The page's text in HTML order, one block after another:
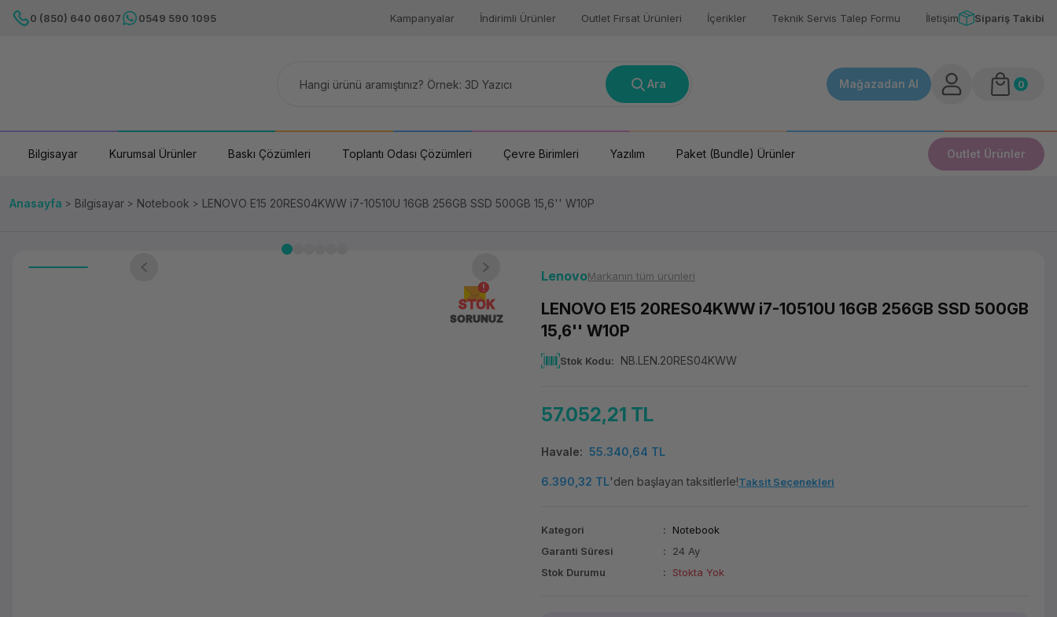
0 (850) 640 0607 0549 590 1095 Kampanyalar İndirimli Ürünler Outlet Fırsat Ürünleri İçerikler Teknik Servis Talep Formu İletişim Sipariş Takibi
Ara Mağazadan Al 0
Bilgisayar Kurumsal Ürünler Baskı Çözümleri Toplantı Odası Çözümleri Çevre Birimleri Yazılım Paket (Bundle) Ürünler Outlet Ürünler
Anasayfa Bilgisayar Notebook LENOVO E15 20RES04KWW i7-10510U 16GB 256GB SSD 500GB 15,6'' W10P
STOK
SORUNUZ
LenovoMarkanın tüm ürünleri
LENOVO E15 20RES04KWW i7-10510U 16GB 256GB SSD 500GB
15,6'' W10P
Stok Kodu NB.LEN.20RES04KWW
57.052,21 TL
Havale 55.340,64 TL
6.390,32 TL'den başlayan taksitlerle!Taksit Seçenekleri
Kategori
Notebook
Garanti Süresi
24 Ay
Stok Durumu
Stokta Yok